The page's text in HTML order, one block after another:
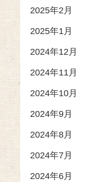
2025年2月
2025年1月
2024年12月
2024年11月
2024年10月
2024年9月
2024年8月
2024年7月
2024年6月